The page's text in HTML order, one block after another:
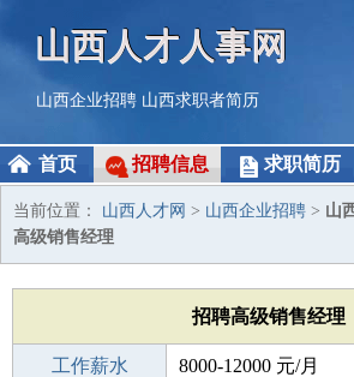
山西人才人事网
山西企业招聘 山西求职者简历
首页 招聘信息 求职简历
当前位置： 山西人才网 > 山西企业招聘 > 山
高级销售经理
招聘高级销售经理
工作薪水 8000-12000 元/月